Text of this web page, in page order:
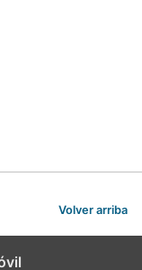
Volver arriba